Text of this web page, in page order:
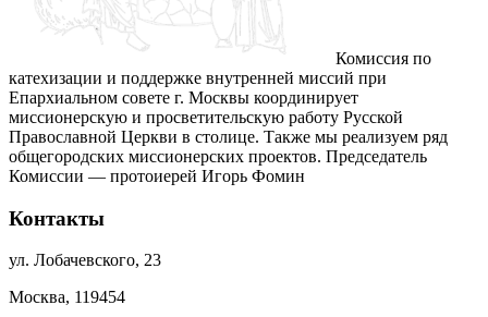
Комиссия по
катехизации и поддержке внутренней миссий при
Епархиальном совете г. Москвы координирует
миссионерскую и просветительскую работу Русской
Православной Церкви в столице. Также мы реализуем ряд
общегородских миссионерских проектов. Председатель
Комиссии — протоиерей Игорь Фомин
Контакты
ул. Лобачевского, 23
Москва, 119454